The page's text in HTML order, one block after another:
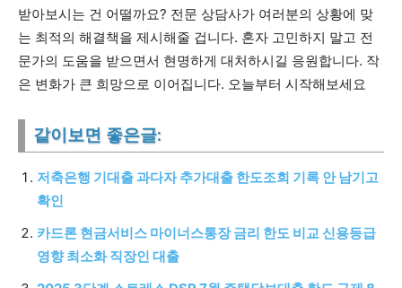
받아보시는 건 어떨까요? 전문 상담사가 여러분의 상황에 맞
는 최적의 해결책을 제시해줄 겁니다. 혼자 고민하지 말고 전
문가의 도움을 받으면서 현명하게 대처하시길 응원합니다. 작
은 변화가 큰 희망으로 이어집니다. 오늘부터 시작해보세요
같이보면 좋은글:
저축은행 기대출 과다자 추가대출 한도조회 기록 안 남기고
확인
카드론 현금서비스 마이너스통장 금리 한도 비교 신용등급
영향 최소화 직장인 대출